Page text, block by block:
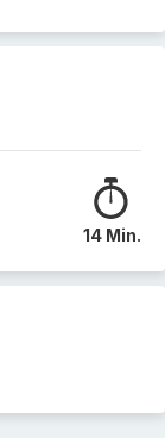
14 Min.